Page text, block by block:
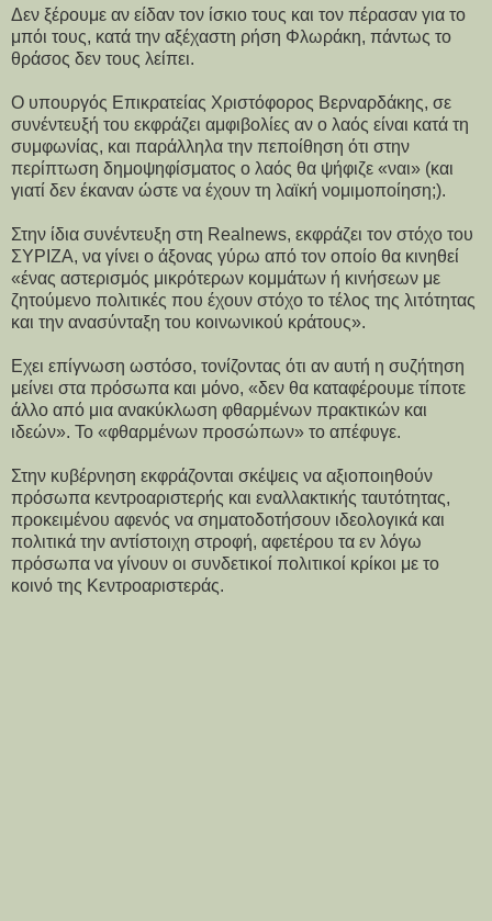
Δεν ξέρουμε αν είδαν τον ίσκιο τους και τον πέρασαν για το
μπόι τους, κατά την αξέχαστη ρήση Φλωράκη, πάντως το
θράσος δεν τους λείπει.
Ο υπουργός Επικρατείας Χριστόφορος Βερναρδάκης, σε
συνέντευξή του εκφράζει αμφιβολίες αν ο λαός είναι κατά τη
συμφωνίας, και παράλληλα την πεποίθηση ότι στην
περίπτωση δημοψηφίσματος ο λαός θα ψήφιζε «ναι» (και
γιατί δεν έκαναν ώστε να έχουν τη λαϊκή νομιμοποίηση;).
Στην ίδια συνέντευξη στη Realnews, εκφράζει τον στόχο του
ΣΥΡΙΖΑ, να γίνει ο άξονας γύρω από τον οποίο θα κινηθεί
«ένας αστερισμός μικρότερων κομμάτων ή κινήσεων με
ζητούμενο πολιτικές που έχουν στόχο το τέλος της λιτότητας
και την ανασύνταξη του κοινωνικού κράτους».
Εχει επίγνωση ωστόσο, τονίζοντας ότι αν αυτή η συζήτηση
μείνει στα πρόσωπα και μόνο, «δεν θα καταφέρουμε τίποτε
άλλο από μια ανακύκλωση φθαρμένων πρακτικών και
ιδεών». Το «φθαρμένων προσώπων» το απέφυγε.
Στην κυβέρνηση εκφράζονται σκέψεις να αξιοποιηθούν
πρόσωπα κεντροαριστερής και εναλλακτικής ταυτότητας,
προκειμένου αφενός να σηματοδοτήσουν ιδεολογικά και
πολιτικά την αντίστοιχη στροφή, αφετέρου τα εν λόγω
πρόσωπα να γίνουν οι συνδετικοί πολιτικοί κρίκοι με το
κοινό της Κεντροαριστεράς.